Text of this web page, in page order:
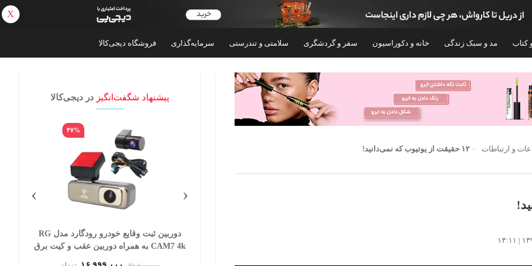
کتاب مد و سبک زندگی خانه و دکوراسیون سفر و گردشگری سلامتی و تندرستی سرمایه‌گذاری فروشگاه دیجی‌کالا
و ارتباطات ۱۲ حقیقت از یوتیوب که نمی‌دانید!
پیشنهاد شگفت‌انگیز در دیجی‌کالا
۴۷%
دوربین ثبت وقایع خودرو رودگارد مدل RG
CAM7 4k به همراه دوربین عقب و کیت برق
‹
›
X